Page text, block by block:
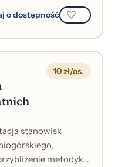
o dostępność
10 zł/os.
stanowisk
metodyki